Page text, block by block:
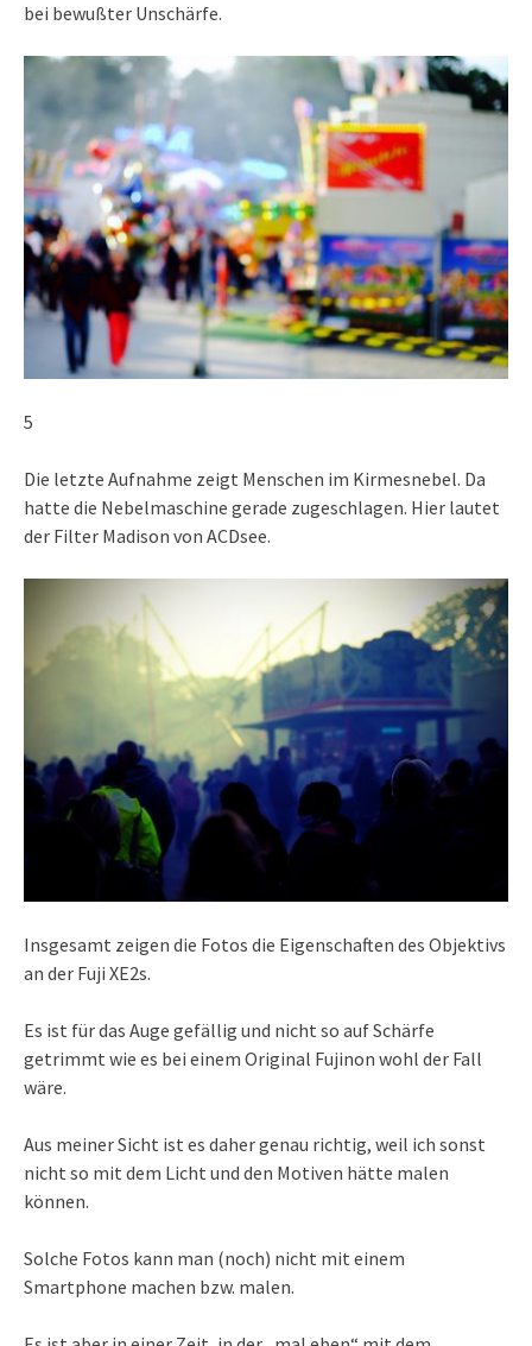
bei bewußter Unschärfe.
5
Die letzte Aufnahme zeigt Menschen im Kirmesnebel. Da
hatte die Nebelmaschine gerade zugeschlagen. Hier lautet
der Filter Madison von ACDsee.
Insgesamt zeigen die Fotos die Eigenschaften des Objektivs
an der Fuji XE2s.
Es ist für das Auge gefällig und nicht so auf Schärfe
getrimmt wie es bei einem Original Fujinon wohl der Fall
wäre.
Aus meiner Sicht ist es daher genau richtig, weil ich sonst
nicht so mit dem Licht und den Motiven hätte malen
können.
Solche Fotos kann man (noch) nicht mit einem
Smartphone machen bzw. malen.